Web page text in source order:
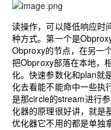
读操作，可以降低响应时
种方式。第一个是
Obproxy的节点，在另一
把Obproxy部落在本地，
化。快速参数化和plan就
化去看能不能命中一些执
是那circle的stream进行
化器的原理很好讲，就是
优化器它不用的都是单独